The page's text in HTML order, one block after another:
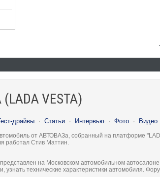
VESTA)
драйвы · Статьи · Интервью · Фото · Видео
от АВТОВАЗа, собранный на платформе
работал Стив Маттин.
на Московском автомобильном
узнать технические характеристики автомобиля.